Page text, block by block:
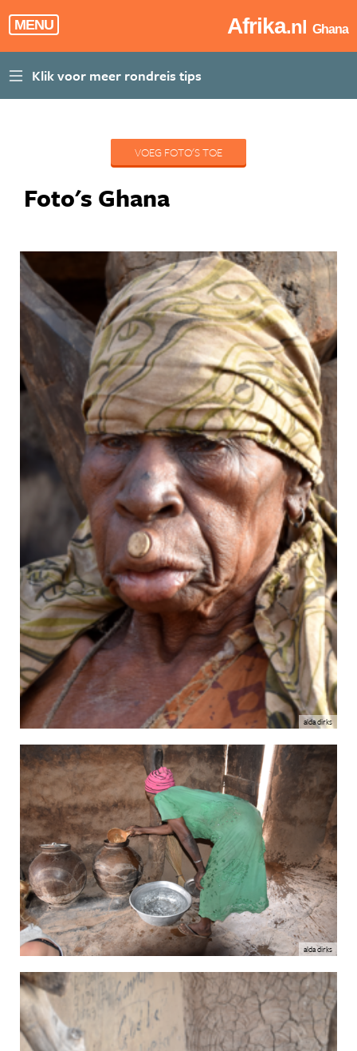
MENU Afrika.nl Ghana
VOEG FOTO'S TOE
Foto's Ghana
alda dirks
alda dirks